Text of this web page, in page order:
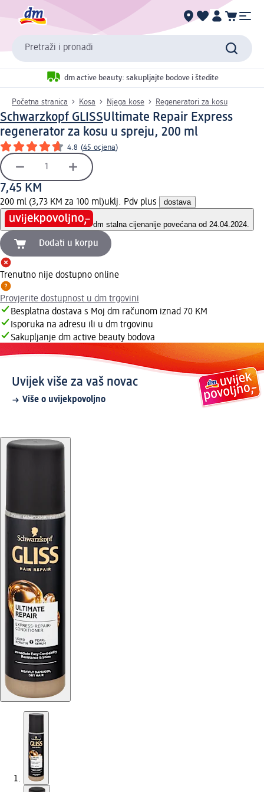
Pretraži i pronađi
dm active beauty: sakupljajte bodove i štedite
Početna stranica Kosa Njega kose Regeneratori za kosu
Schwarzkopf GLISSUltimate Repair Express
regenerator za kosu u spreju, 200 ml
4.8 (45 ocjena)
7,45 KM
200 ml (3,73 KM za 100 ml)uklj. Pdv plus dostava
dm stalna cijenanije povećana od 24.04.2024.
Dodati u korpu
Trenutno nije dostupno online
Provjerite dostupnost u dm trgovini
Besplatna dostava s Moj dm računom iznad 70 KM
Isporuka na adresu ili u dm trgovinu
Sakupljanje dm active beauty bodova
Uvijek više za vaš novac
Više o uvijekpovoljno